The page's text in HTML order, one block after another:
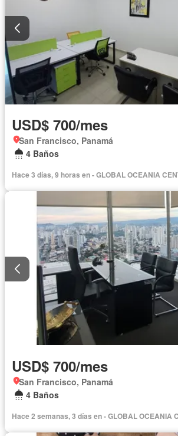
USD$ 700/mes
San Francisco, Panamá
4 Baños
Hace 3 días, 9 horas en - GLOBAL OCEANIA
USD$ 700/mes
San Francisco, Panamá
4 Baños
Hace 2 semanas, 3 días en - GLOBAL OCEANIA